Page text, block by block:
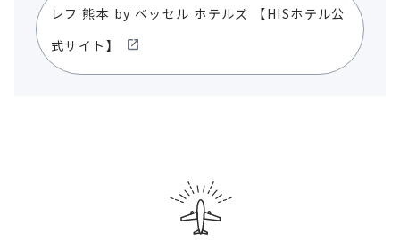
レフ 熊本 by ベッセル ホテルズ 【HISホテル公
式サイト】